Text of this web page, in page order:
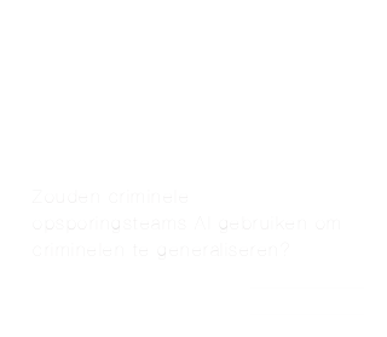
opsporingsteams AI gebruiken om
criminelen te generaliseren?